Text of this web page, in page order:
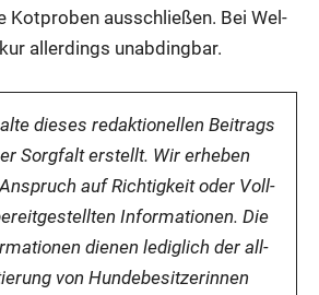
Kot­pro­ben aus­schlie­ßen. Bei Wel­
aller­dings unab­ding­bar.
die­ses redak­tio­nel­len Bei­trags
Sorg­falt erstellt. Wir erhe­ben
auf Rich­tig­keit oder Voll­
Infor­ma­tio­nen. Die
die­nen ledig­lich der all­
von Hun­de­be­sit­ze­rin­nen